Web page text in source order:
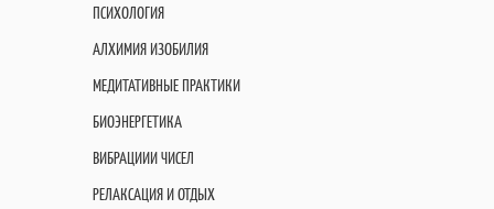
ПСИХОЛОГИЯ
АЛХИМИЯ ИЗОБИЛИЯ
МЕДИТАТИВНЫЕ ПРАКТИКИ
БИОЭНЕРГЕТИКА
ВИБРАЦИИИ ЧИСЕЛ
РЕЛАКСАЦИЯ И ОТДЫХ